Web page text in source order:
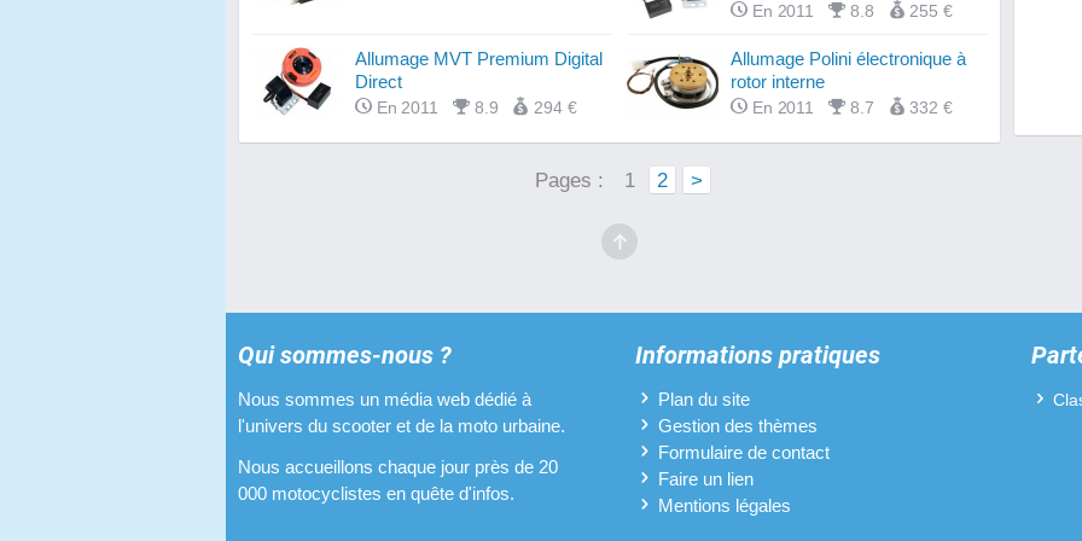
En 2011 8.8 255 €
Allumage MVT Premium Digital
Direct
En 2011 8.9 294 €
Allumage Polini électronique à
rotor interne
En 2011 8.7 332 €
Pages : 1 2 >
Kicks
Qui sommes-nous ?
Nous sommes un média web dédié à
l'univers du scooter et de la moto urbaine.
Nous accueillons chaque jour près de 20
000 motocyclistes en quête d'infos.
Informations pratiques
Plan du site
Gestion des thèmes
Formulaire de contact
Faire un lien
Mentions légales